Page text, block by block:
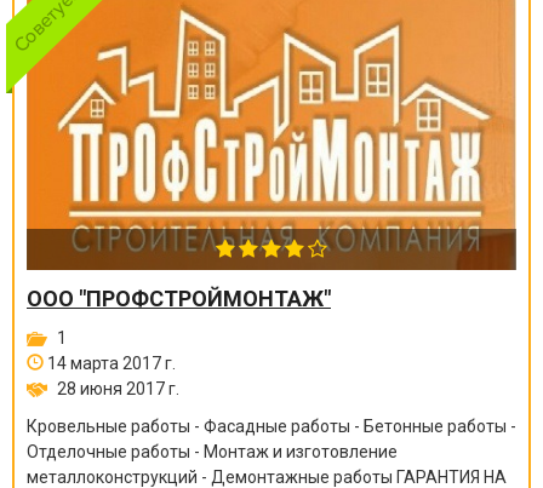
ООО "ПРОФСТРОЙМОНТАЖ"
1
14 марта 2017 г.
28 июня 2017 г.
Кровельные работы - Фасадные работы - Бетонные работы -
Отделочные работы - Монтаж и изготовление
металлоконструкций - Демонтажные работы ГАРАНТИЯ НА